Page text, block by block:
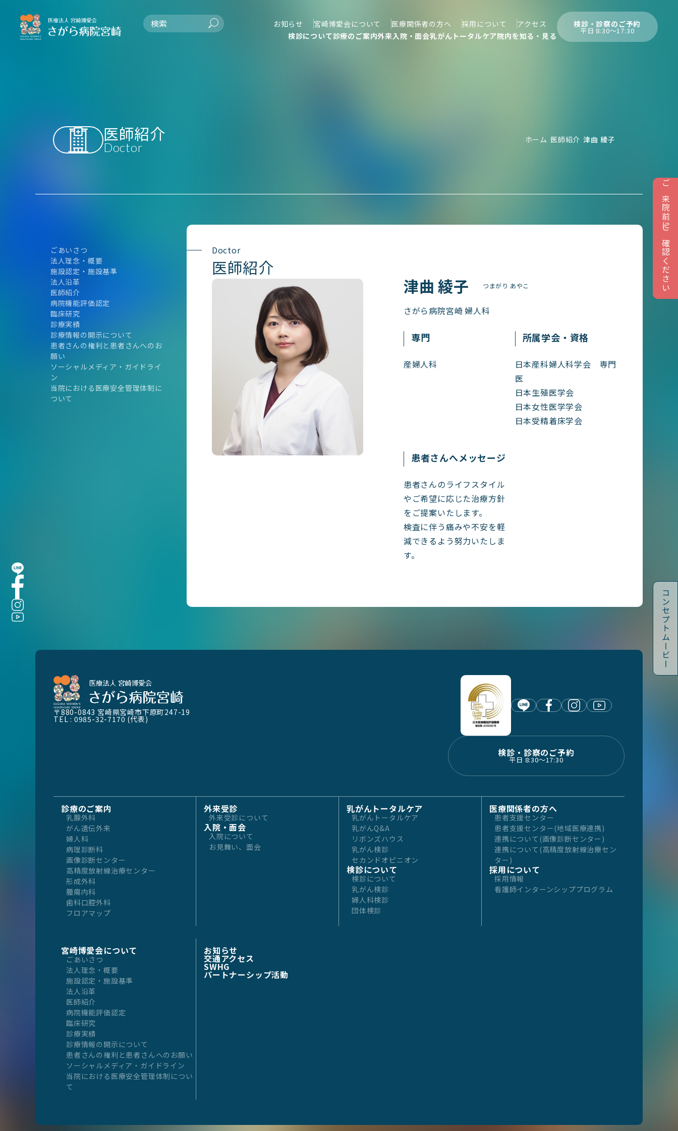
お知らせ 宮崎博愛会について 医療関係者の方へ 採用について
アクセス
検診について診療のご案内外来入院・面会乳がんトータルケア院内を知る・見る
検診・診察のご予約
平日 8:30〜17:30
ご来院前にご確認ください
コンセプトムービー
医師紹介
Doctor
ホーム 医師紹介 津曲 綾子
ごあいさつ
法人理念・概要
施設認定・施設基準
法人沿革
医師紹介
病院機能評価認定
臨床研究
診療実績
診療情報の開示について
患者さんの権利と患者さんへのお
願い
ソーシャルメディア・ガイドライ
ン
当院における医療安全管理体制に
ついて
Doctor
医師紹介
津曲 綾子 つまがり あやこ
さがら病院宮崎 婦人科
専門
産婦人科
所属学会・資格
日本産科婦人科学会 専門
医
日本生殖医学会
日本女性医学学会
日本受精着床学会
患者さんへメッセージ
患者さんのライフスタイル
やご希望に応じた治療方針
をご提案いたします。
検査に伴う痛みや不安を軽
減できるよう努力いたしま
す。
〒880-0843 宮崎県宮崎市下原町247-19
TEL : 0985-32-7170 (代表)
検診・診察のご予約
平日 8:30〜17:30
診療のご案内
乳腺外科
がん遺伝外来
婦人科
病理診断科
画像診断センター
高精度放射線治療センター
形成外科
腫瘍内科
歯科口腔外科
フロアマップ
外来受診
外来受診について
入院・面会
入院について
お見舞い、面会
乳がんトータルケア
乳がんトータルケア
乳がんQ&A
リボンズハウス
乳がん検診
セカンドオピニオン
検診について
検診について
乳がん検診
婦人科検診
団体検診
医療関係者の方へ
患者支援センター
患者支援センター(地域医療連携)
連携について(画像診断センター)
連携について(高精度放射線治療セン
ター)
採用について
採用情報
看護師インターンシッププログラム
宮崎博愛会について
ごあいさつ
法人理念・概要
施設認定・施設基準
法人沿革
医師紹介
病院機能評価認定
臨床研究
診療実績
診療情報の開示について
患者さんの権利と患者さんへのお願い
ソーシャルメディア・ガイドライン
当院における医療安全管理体制につい
て
お知らせ
交通アクセス
SWHG
パートナーシップ活動